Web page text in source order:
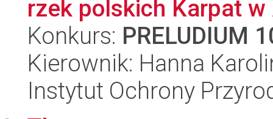
rzek polskich Karpat w
Konkurs: PRELUDIUM
Kierownik: Hanna
Instytut Ochrony